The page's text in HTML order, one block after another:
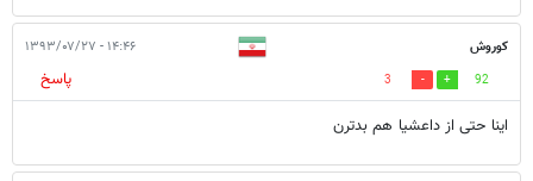
کوروش ۱۴:۴۶ - ۱۳۹۳/۰۷/۲۷
92
3
پاسخ
اینا حتی از داعشیا هم بدترن